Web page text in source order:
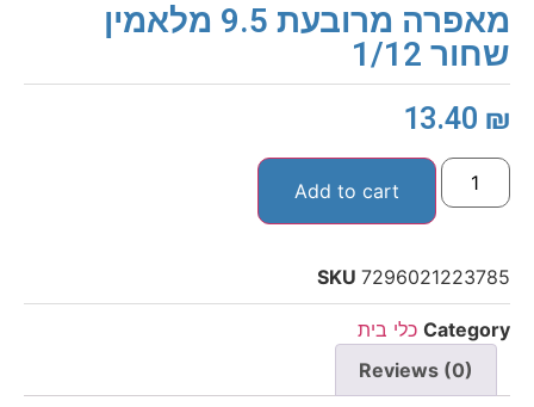
מאפרה מרובעת 9.5 מלאמין
שחור 1/12
13.40 ₪
Add to cart
SKU 7296021223785
Category כלי בית
Reviews (0)